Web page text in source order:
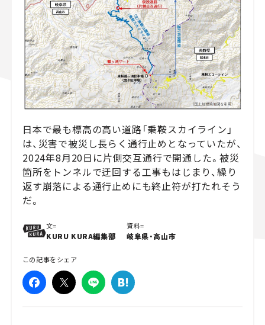
日本で最も標高の高い道路「乗鞍スカイライン」
は、災害で被災し長らく通行止めとなっていたが、
2024年8月20日に片側交互通行で開通した。被災
箇所をトンネルで迂回する工事もはじまり、繰り
返す崩落による通行止めにも終止符が打たれそう
だ。
文=
KURU KURA編集部
資料=
岐阜県・高山市
この記事をシェア
スズキ ジムニー｜Suzuki Jimny スズキ｜Suzuki
マツダ｜
マツダ ロードスター｜Mazda Roadster